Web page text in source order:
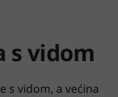
s vidom
s vidom, a većina